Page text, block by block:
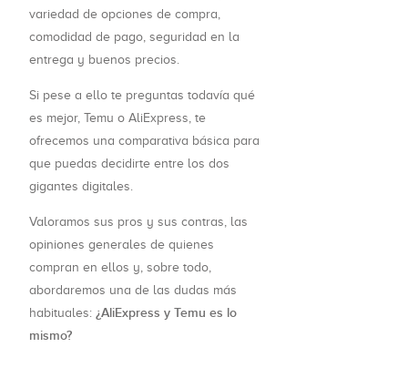
variedad de opciones de compra,
comodidad de pago, seguridad en la
entrega y buenos precios.
Si pese a ello te preguntas todavía qué
es mejor, Temu o AliExpress, te
ofrecemos una comparativa básica para
que puedas decidirte entre los dos
gigantes digitales.
Valoramos sus pros y sus contras, las
opiniones generales de quienes
compran en ellos y, sobre todo,
abordaremos una de las dudas más
habituales: ¿AliExpress y Temu es lo
mismo?